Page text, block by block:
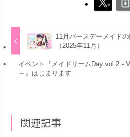
11月バースデーメイド
（2025年11月）
イベント『メイドリームDay vol.2～
～』はじまります
関連記事